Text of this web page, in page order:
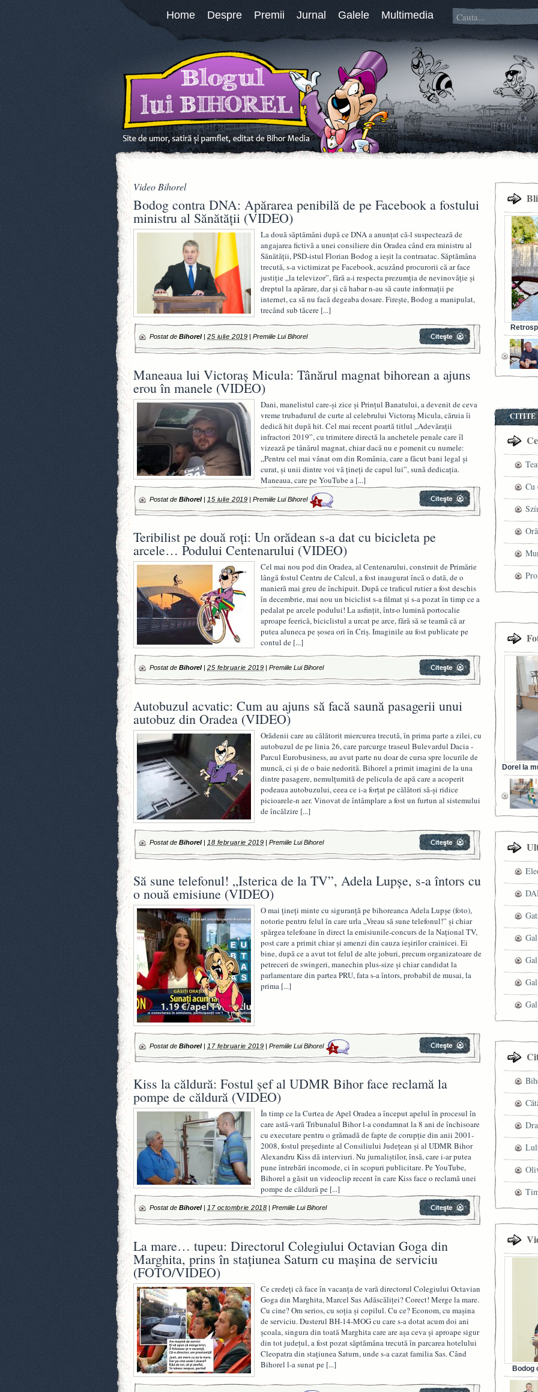
Home Despre Premii Jurnal Galele Multimedia
Video Bihorel
Bodog contra DNA: Apărarea penibilă de pe Facebook a fostului
ministru al Sănătății (VIDEO)
La două săptămâni după ce DNA a anunţat că-l suspectează de
angajarea fictivă a unei consiliere din Oradea când era ministru al
Sănătăţii, PSD-istul Florian Bodog a ieşit la contraatac. Săptămâna
trecută, s-a victimizat pe Facebook, acuzând procurorii că ar face
justiţie „la televizor”, fără a-i respecta prezumţia de nevinovăţie şi
dreptul la apărare, dar şi că habar n-au să caute informaţii pe
internet, ca să nu facă degeaba dosare. Fireşte, Bodog a manipulat,
trecând sub tăcere [...]
Postat de Bihorel| 25 iulie 2019 |Premiile Lui Bihorel
Maneaua lui Victoraş Micula: Tânărul magnat bihorean a ajuns
erou în manele (VIDEO)
Dani, manelistul care-şi zice şi Prinţul Banatului, a devenit de ceva
vreme trubadurul de curte al celebrului Victoraş Micula, căruia îi
dedică hit după hit. Cel mai recent poartă titlul „Adevăraţii
infractori 2019”, cu trimitere directă la anchetele penale care îl
vizează pe tânărul magnat, chiar dacă nu e pomenit cu numele:
„Pentru cel mai vânat om din România, care a făcut bani legal şi
curat, şi unii dintre voi vă ţineţi de capul lui”, sună dedicaţia.
Maneaua, care pe YouTube a [...]
Postat de Bihorel| 15 iulie 2019 |Premiile Lui Bihorel 1
Teribilist pe două roţi: Un orădean s-a dat cu bicicleta pe
arcele… Podului Centenarului (VIDEO)
Cel mai nou pod din Oradea, al Centenarului, construit de Primărie
lângă fostul Centru de Calcul, a fost inaugurat încă o dată, de o
manieră mai greu de închipuit. După ce traficul rutier a fost deschis
în decembrie, mai nou un biciclist s-a filmat şi s-a pozat în timp ce a
pedalat pe arcele podului! La asfinţit, într-o lumină portocalie
aproape feerică, biciclistul a urcat pe arce, fără să se teamă că ar
putea aluneca pe şosea ori în Criş. Imaginile au fost publicate pe
contul de [...]
Postat de Bihorel| 25 februarie 2019 |Premiile Lui Bihorel
Autobuzul acvatic: Cum au ajuns să facă saună pasagerii unui
autobuz din Oradea (VIDEO)
Orădenii care au călătorit miercurea trecută, în prima parte a zilei, cu
autobuzul de pe linia 26, care parcurge traseul Bulevardul Dacia -
Parcul Eurobusiness, au avut parte nu doar de cursa spre locurile de
muncă, ci şi de o baie nedorită. Bihorel a primit imagini de la una
dintre pasagere, nemulţumită de pelicula de apă care a acoperit
podeaua autobuzului, ceea ce i-a forţat pe călători să-şi ridice
picioarele-n aer. Vinovat de întâmplare a fost un furtun al sistemului
de încălzire [...]
Postat de Bihorel| 18 februarie 2019 |Premiile Lui Bihorel
Să sune telefonul! „Isterica de la TV”, Adela Lupșe, s-a întors cu
o nouă emisiune (VIDEO)
O mai țineți minte cu siguranță pe bihoreanca Adela Lupșe (foto),
notorie pentru felul în care urla „Vreau să sune telefonul!” și chiar
spărgea telefoane în direct la emisiunile-concurs de la Național TV,
post care a primit chiar și amenzi din cauza ieșirilor crainicei. Ei
bine, după ce a avut tot felul de alte joburi, precum organizatoare de
petreceri de swingeri, manechin plus-size și chiar candidat la
parlamentare din partea PRU, fata s-a întors, probabil de musai, la
prima [...]
Postat de Bihorel| 17 februarie 2019 |Premiile Lui Bihorel 1
Kiss la căldură: Fostul șef al UDMR Bihor face reclamă la
pompe de căldură (VIDEO)
În timp ce la Curtea de Apel Oradea a început apelul în procesul în
care astă-vară Tribunalul Bihor l-a condamnat la 8 ani de închisoare
cu executare pentru o grămadă de fapte de corupţie din anii 2001-
2008, fostul preşedinte al Consiliului Judeţean şi al UDMR Bihor
Alexandru Kiss dă interviuri. Nu jurnaliştilor, însă, care i-ar putea
pune întrebări incomode, ci în scopuri publicitare. Pe YouTube,
Bihorel a găsit un videoclip recent în care Kiss face o reclamă unei
pompe de căldură pe [...]
Postat de Bihorel| 17 octombrie 2018 |Premiile Lui Bihorel
La mare… tupeu: Directorul Colegiului Octavian Goga din
Marghita, prins în staţiunea Saturn cu mașina de serviciu
(FOTO/VIDEO)
Ce credeţi că face în vacanţa de vară directorul Colegiului Octavian
Goga din Marghita, Marcel Sas Adăscăliţei? Corect! Merge la mare.
Cu cine? Om serios, cu soţia şi copilul. Cu ce? Econom, cu maşina
de serviciu. Dusterul BH-14-MOG cu care s-a dotat acum doi ani
şcoala, singura din toată Marghita care are aşa ceva şi aproape sigur
din tot judeţul, a fost pozat săptămâna trecută în parcarea hotelului
Cleopatra din staţiunea Saturn, unde s-a cazat familia Sas. Când
Bihorel l-a sunat pe [...]
Bunul
CITITE
Cu
Dorel la
din
Bodog